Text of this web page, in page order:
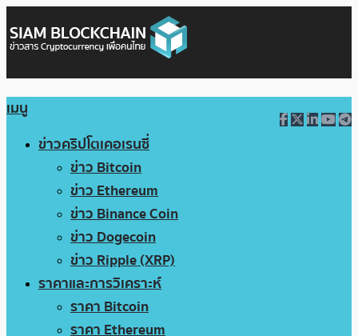
เมนู
ข่าวคริปโตเคอเรนซี่
ข่าว Bitcoin
ข่าว Ethereum
ข่าว Binance Coin
ข่าว Dogecoin
ข่าว Ripple (XRP)
ราคาและการวิเคราะห์
ราคา Bitcoin
ราคา Ethereum